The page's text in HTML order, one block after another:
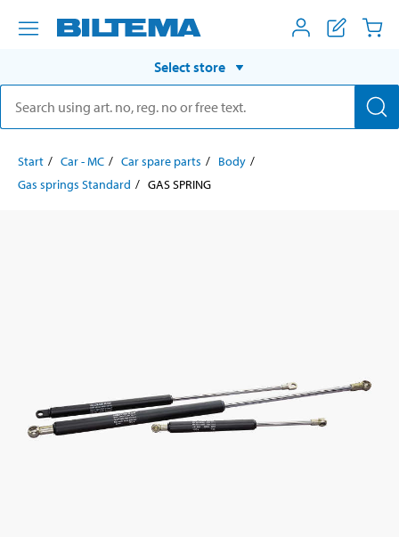
Select store
Start Car - MC Car spare parts
Body
Gas springs Standard
GAS SPRING